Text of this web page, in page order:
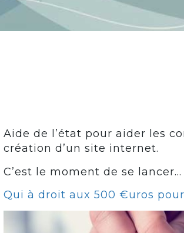
Aide de l’état pour aider les
création d’un site internet.
C’est le moment de se
Qui à droit aux 500 €uros